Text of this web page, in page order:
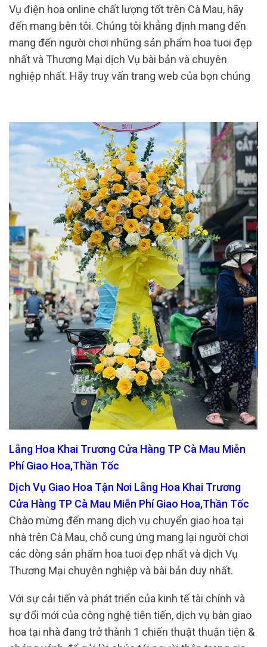
Vụ điện hoa online chất lượng tốt trên Cà Mau, hãy
đến mang bên tôi. Chúng tôi khẳng định mang đến
mang đến người chơi những sản phẩm hoa tuoi đẹp
nhất và Thương Mại dịch Vụ bài bản và chuyên
nghiệp nhất. Hãy truy vấn trang web của bọn chúng
Lẵng Hoa Khai Trương Cửa Hàng TP Cà Mau Miễn
Phí Giao Hoa,Thần Tốc
Dịch Vụ Giao Hoa Tận Nơi Lẵng Hoa Khai Trương
Cửa Hàng TP Cà Mau Miễn Phí Giao Hoa,Thần Tốc
Chào mừng đến mang dịch vụ chuyển giao hoa tại
nhà trên Cà Mau, chỗ cung ứng mang lại người chơi
các dòng sản phẩm hoa tuoi đẹp nhất và dịch Vụ
Thương Mại chuyên nghiệp và bài bản duy nhất.
Với sự cải tiến và phát triển của kinh tế tài chính và
sự đổi mới của công nghệ tiên tiến, dịch vụ bàn giao
hoa tại nhà đang trở thành 1 chiến thuật thuận tiện &